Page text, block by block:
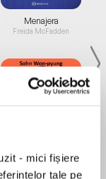
- mici fișiere
tale pe
Menajera
Freida McFadden
Sohn Won-pyung